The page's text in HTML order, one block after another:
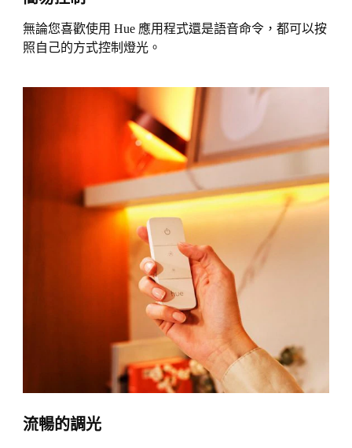
無論您喜歡使用 Hue 應用程式還是語音命令，都可以按
照自己的方式控制燈光。
流暢的調光